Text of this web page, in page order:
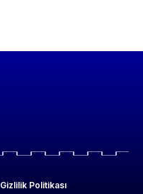
Gizlilik Politikası